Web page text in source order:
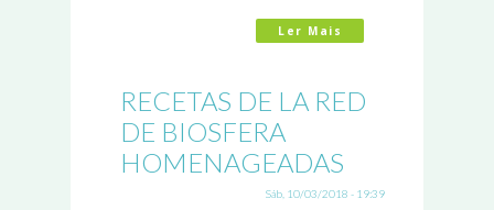
Ler Mais
RECETAS DE LA RED
DE BIOSFERA
HOMENAGEADAS
Sáb, 10/03/2018 - 19:39